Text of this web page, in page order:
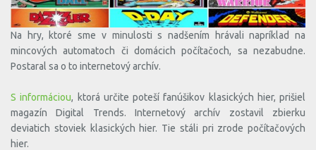
Na hry, ktoré sme v minulosti s nadšením hrávali napríklad na
mincových automatoch či domácich počítačoch, sa nezabudne.
Postaral sa o to internetový archív.
S informáciou, ktorá určite poteší fanúšikov klasických hier, prišiel
magazín Digital Trends. Internetový archív zostavil zbierku
deviatich stoviek klasických hier. Tie stáli pri zrode počítačových
hier.